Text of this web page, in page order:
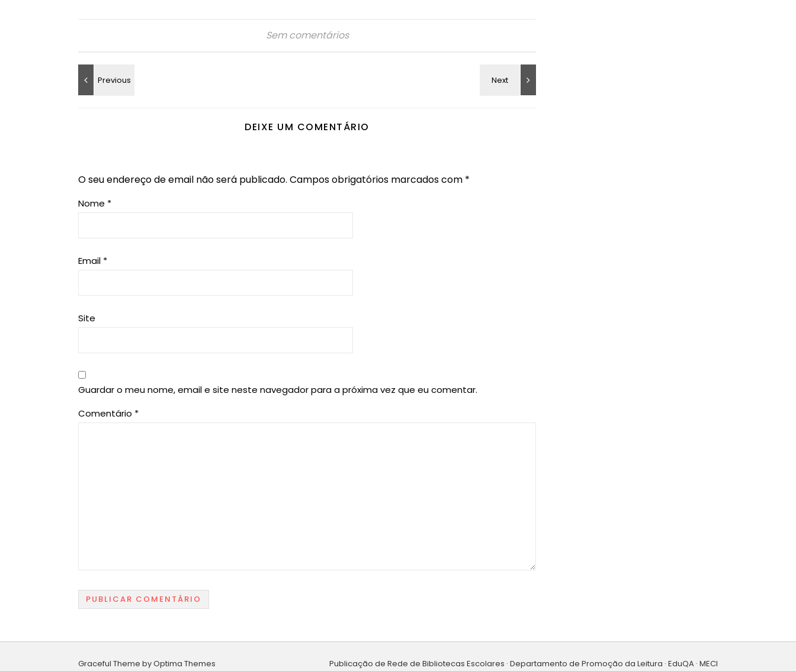
Sem comentários
DEIXE UM COMENTÁRIO
O seu endereço de email não será publicado. Campos obrigatórios marcados com *
Nome *
Email *
Site
Guardar o meu nome, email e site neste navegador para a próxima vez que eu comentar.
Comentário *
Publicação de Rede de Bibliotecas Escolares · Departamento de Promoção da Leitura · EduQA · MECI
Graceful Theme byOptima Themes